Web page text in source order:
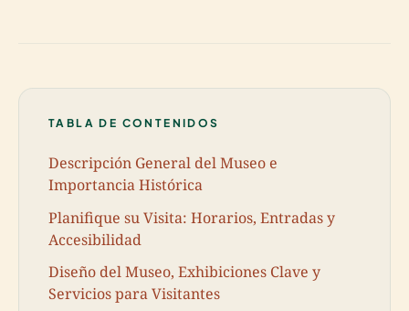
TABLA DE CONTENIDOS
Descripción General del Museo e
Importancia Histórica
Planifique su Visita: Horarios, Entradas y
Accesibilidad
Diseño del Museo, Exhibiciones Clave y
Servicios para Visitantes